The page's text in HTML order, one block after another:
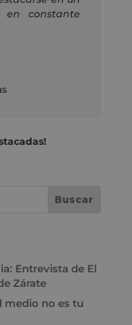
constante
Entrevista de El
Zárate
medio no es tu